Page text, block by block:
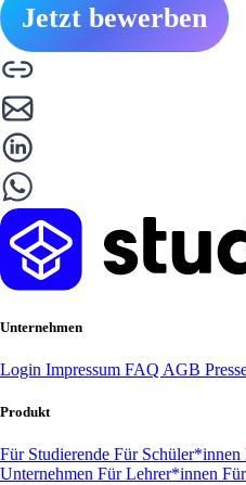
Jetzt bewerben
Unternehmen
Login Impressum FAQ AGB
Produkt
Für Studierende Für Schüler*innen
Unternehmen Für Lehrer*innen